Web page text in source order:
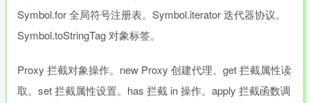
Symbol.for 全局符号注册表。Symbol.iterator 迭代器协议。
Symbol.toStringTag 对象标签。
Proxy 拦截对象操作。new Proxy 创建代理。get 拦截属性读
取。set 拦截属性设置。has 拦截 in 操作。apply 拦截函数调